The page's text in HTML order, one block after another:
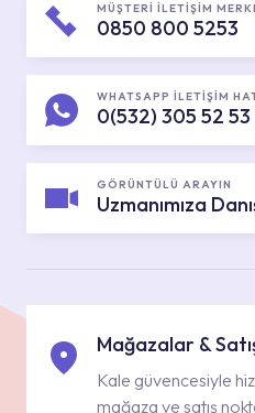
MÜŞTERİ İLETİŞİM
0850 800 5253
WHATSAPP İLETİŞİM
0(532) 305 52 53
GÖRÜNTÜLÜ ARAYIN
Uzmanımıza
Mağazalar &
Kale güvencesiyle
mağaza ve satış